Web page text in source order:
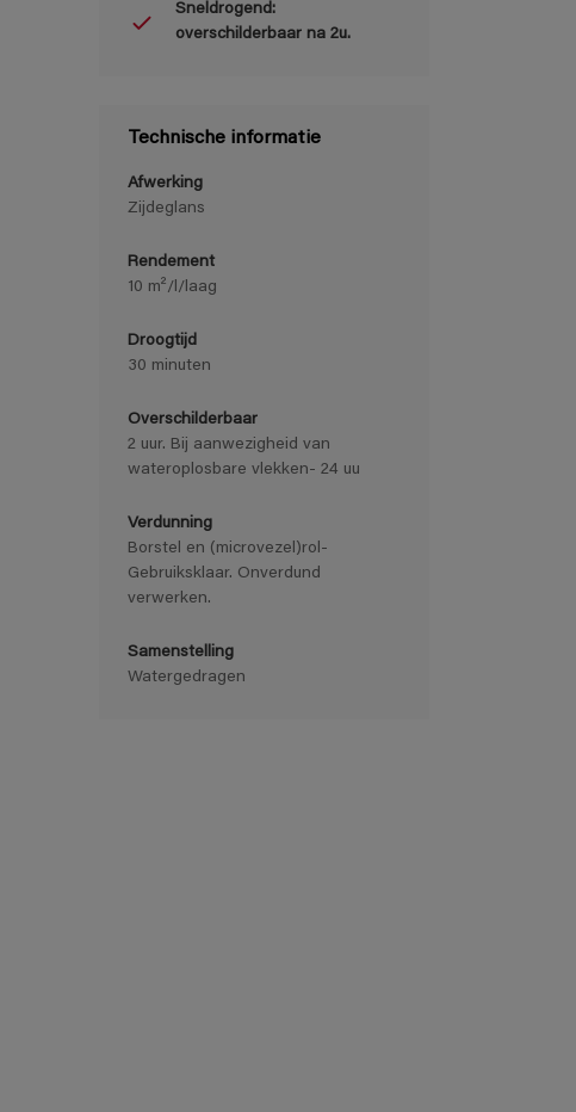
Sneldrogend:
overschilderbaar na 2u.
Technische informatie
Afwerking
Zijdeglans
Rendement
10 m²/l/laag
Droogtijd
30 minuten
Overschilderbaar
2 uur. Bij aanwezigheid van
wateroplosbare vlekken- 24 uu
Verdunning
Borstel en (microvezel)rol-
Gebruiksklaar. Onverdund
verwerken.
Samenstelling
Watergedragen